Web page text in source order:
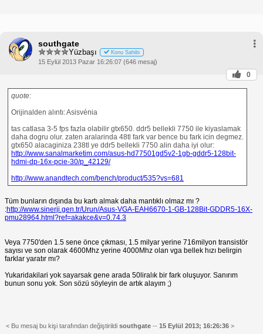
southgate
Yüzbaşı Konu Sahibi
15 Eylül 2013 Pazar 16:26:07 (646 mesaj)
0
quote:
Orijinalden alıntı: Asisvénia
tas catlasa 3-5 fps fazla olabilir gtx650. ddr5 bellekli 7750 ile kiyaslamak
daha dogru olur. zaten aralarinda 48tl fark var bence bu fark icin degmez.
gtx650 alacaginiza 238tl ye ddr5 bellekli 7750 alin daha iyi olur:
http://www.sanalmarketim.com/asus-hd77501gd5v2-1gb-gddr5-128bit-
hdmi-dp-16x-pcie-30/p_42129/
http://www.anandtech.com/bench/product/535?vs=681
Tüm bunların dışında bu kartı almak daha mantıklı olmaz mı ?
:http://www.sinerji.gen.tr/Urun/Asus-VGA-EAH6670-1-GB-128Bit-GDDR5-16X-
pmu28964.html?ref=akakce&v=0.74.3
Veya 7750'den 1.5 sene önce çıkması, 1.5 milyar yerine 716milyon transistör
sayısı ve son olarak 4600Mhz yerine 4000Mhz olan vga bellek hızı belirgin
farklar yaratır mı?
Yukaridakilari yok sayarsak gene arada 50liralık bir fark oluşuyor. Sanırım
bunun sonu yok. Son sözü söyleyin de artık alayım ;)
< Bu mesaj bu kişi tarafından değiştirildi southgate -- 15 Eylül 2013; 16:26:36 >